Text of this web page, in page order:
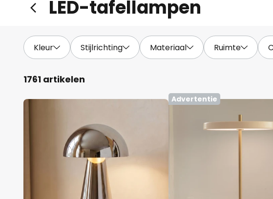
LED-tafellampen
Kleur Stijlrichting Materiaal Ruimte
1761 artikelen
Advertentie